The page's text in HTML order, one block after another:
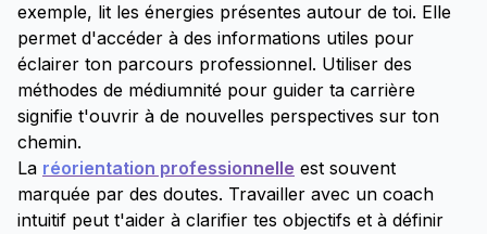
exemple, lit les énergies présentes autour de toi. Elle
permet d'accéder à des informations utiles pour
éclairer ton parcours professionnel. Utiliser des
méthodes de médiumnité pour guider ta carrière
signifie t'ouvrir à de nouvelles perspectives sur ton
chemin.
La réorientation professionnelle est souvent
marquée par des doutes. Travailler avec un coach
intuitif peut t'aider à clarifier tes objectifs et à définir